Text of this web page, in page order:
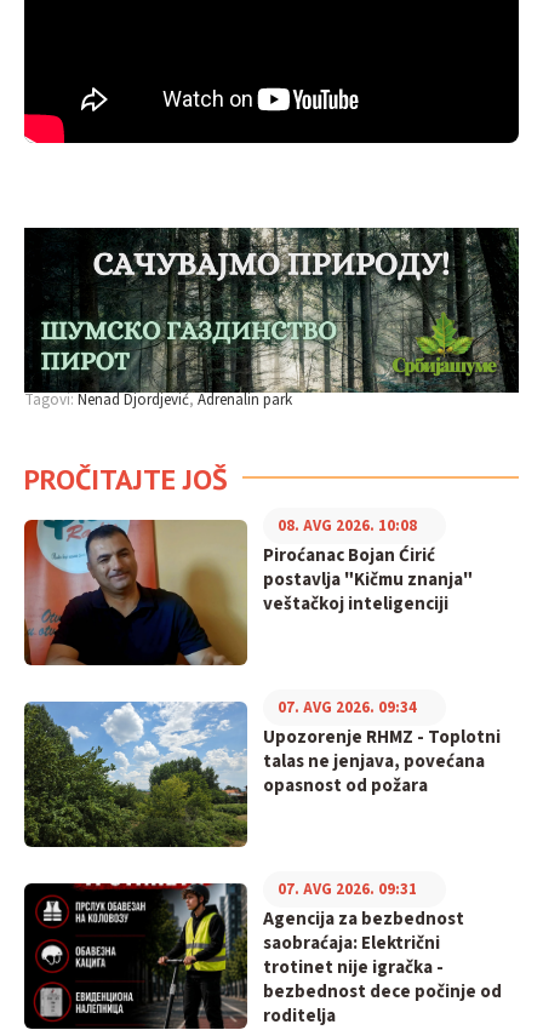
Tagovi:Nenad Djordjević Adrenalin park
PROČITAJTE JOŠ
Piroćanac Bojan Ćirić
postavlja "Kičmu znanja"
veštačkoj inteligenciji
08. AVG 2026. 10:08
Upozorenje RHMZ - Toplotni
talas ne jenjava, povećana
opasnost od požara
07. AVG 2026. 09:34
Agencija za bezbednost
saobraćaja: Električni
trotinet nije igračka -
bezbednost dece počinje od
roditelja
07. AVG 2026. 09:31